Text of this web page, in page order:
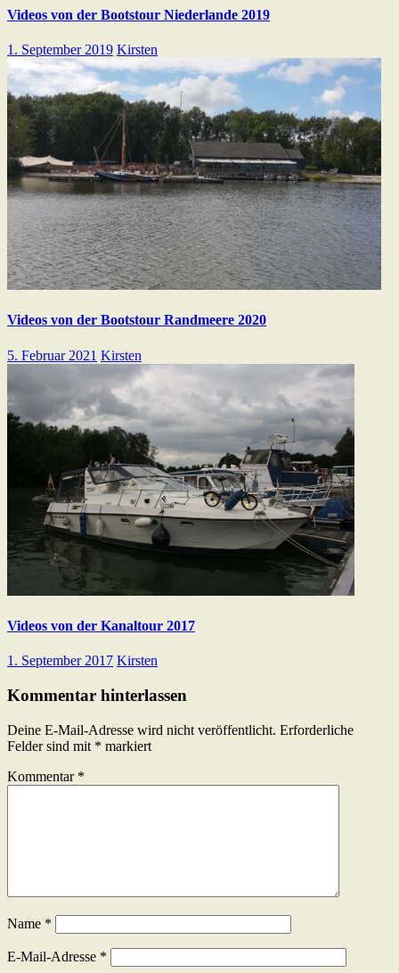
Videos von der Bootstour Niederlande 2019
1. September 2019 Kirsten
Videos von der Bootstour Randmeere 2020
5. Februar 2021 Kirsten
Videos von der Kanaltour 2017
1. September 2017 Kirsten
Kommentar hinterlassen
Deine E-Mail-Adresse wird nicht veröffentlicht. Erforderliche
Felder sind mit * markiert
Kommentar *
Name *
E-Mail-Adresse *